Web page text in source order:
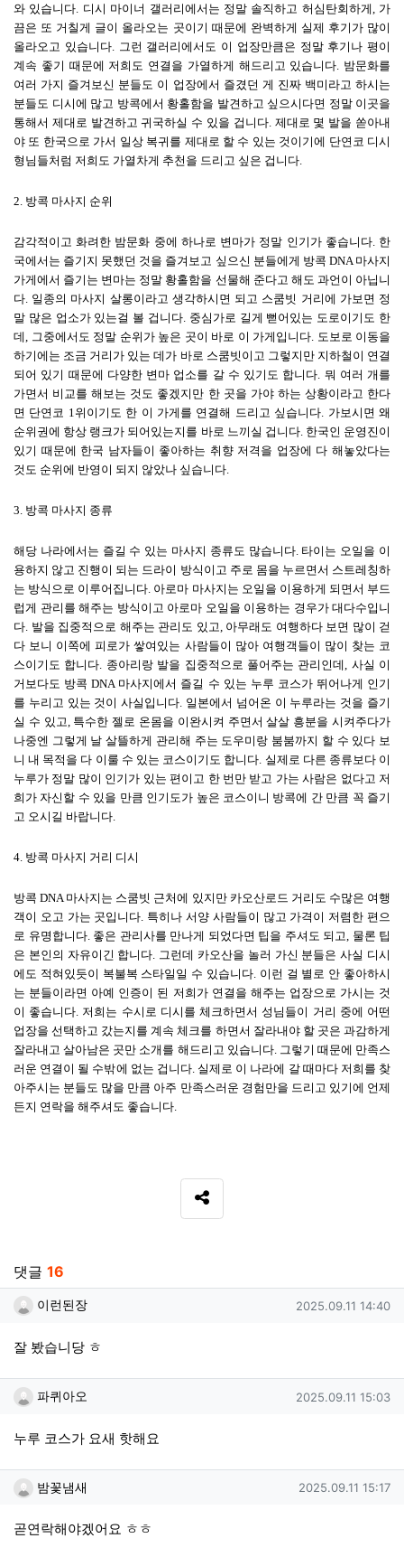
와 있습니다 디시 마이너 갤러리에서는 정말 솔직하고 허심탄회하게
가
끔은 또 거칠게 글이 올라오는 곳이기 때문에 완벽하게 실제 후기가 많이
올라오고 있습니다.
그런 갤러리에서도 이 업장만큼은 정말 후기나 평이
계속 좋기 때문에 저희도 연결을 가열하게 해드리고 있습니다 밤문화를
여러 가지 즐겨보신 분들도 이 업장에서 즐겼던 게 진짜 백미라고 하시는
분들도 디시에 많고 방콕에서 황홀함을 발견하고 싶으시다면 정말 이곳을
통해서 제대로 발견하고 귀국하실 수 있을 겁니다. 제대로 몇 발을 쏟아내
야 또 한국으로 가서 일상 복귀를 제대로 할 수 있는 것이기에 단연코 디시
형님들처럼 저희도 가열차게 추천을 드리고 싶은 겁니다
2. 방콕 마사지 순위
감각적이고 화려한 밤문화 중에 하나로 변마가 정말 인기가 좋습니다. 한
국에서는 즐기지 못했던 것을 즐겨보고 싶으신 분들에게 방콕 DNA 마사지
가게에서 즐기는 변마는 정말 황홀함을 선물해 준다고 해도 과언이 아닙니
다 일종의 마사지 살롱이라고 생각하시면 되고 스쿰빗 거리에 가보면 정
말 많은 업소가 있는걸 볼 겁니다 중심가로 길게 뻗어있는 도로이기도 한
데
그중에서도 정말 순위가 높은 곳이 바로 이 가게입니다 도보로 이동을
하기에는 조금 거리가 있는 데가 바로 스쿰빗이고 그렇지만 지하철이 연결
되어 있기 때문에 다양한 변마 업소를 갈 수 있기도 합니다 뭐 여러 개를
가면서 비교를 해보는 것도 좋겠지만 한 곳을 가야 하는 상황이라고 한다
면 단연코 1 위이기도 한 이 가게를 연결해 드리고 싶습니다 가보시면 왜
순위권에 항상 랭크가 되어있는지를 바로 느끼실 겁니다. 한국인 운영진이
있기 때문에 한국 남자들이 좋아하는 취향 저격을 업장에 다 해놓았다는
것도 순위에 반영이 되지 않았나 싶습니다
3. 방콕 마사지 종류
해당 나라에서는 즐길 수 있는 마사지 종류도 많습니다. 타이는 오일을 이
용하지 않고 진행이 되는 드라이 방식이고 주로 몸을 누르면서 스트레칭하
는 방식으로 이루어집니다 아로마 마사지는 오일을 이용하게 되면서 부드
럽게 관리를 해주는 방식이고 아로마 오일을 이용하는 경우가 대다수입니
다 발을 집중적으로 해주는 관리도 있고 아무래도 여행하다 보면 많이 걷
다 보니 이쪽에 피로가 쌓여있는 사람들이 많아 여행객들이 많이 찾는 코
스이기도 합니다 종아리랑 발을 집중적으로 풀어주는 관리인데
사실 이
거보다도 방콕 DNA 마사지에서 즐길 수 있는 누루 코스가 뛰어나게 인기
를 누리고 있는 것이 사실입니다 일본에서 넘어온 이 누루라는 것을 즐기
실 수 있고 특수한 젤로 온몸을 이완시켜 주면서 살살 흥분을 시켜주다가
나중엔 그렇게 날 살뜰하게 관리해 주는 도우미랑 붐붐까지 할 수 있다 보
니 내 목적을 다 이룰 수 있는 코스이기도 합니다 실제로 다른 종류보다 이
누루가 정말 많이 인기가 있는 편이고 한 번만 받고 가는 사람은 없다고 저
희가 자신할 수 있을 만큼 인기도가 높은 코스이니 방콕에 간 만큼 꼭 즐기
고 오시길 바랍니다
4. 방콕 마사지 거리 디시
방콕 DNA 마사지는 스쿰빗 근처에 있지만 카오산로드 거리도 수많은 여행
객이 오고 가는 곳입니다 특히나 서양 사람들이 많고 가격이 저렴한 편으
로 유명합니다. 좋은 관리사를 만나게 되었다면 팁을 주셔도 되고
물론 팁
은 본인의 자유이긴 합니다 그런데 카오산을 놀러 가신 분들은 사실 디시
에도 적혀있듯이 복불복 스타일일 수 있습니다 이런 걸 별로 안 좋아하시
는 분들이라면 아예 인증이 된 저희가 연결을 해주는 업장으로 가시는 것
이 좋습니다 저희는 수시로 디시를 체크하면서 성님들이 거리 중에 어떤
업장을 선택하고 갔는지를 계속 체크를 하면서 잘라내야 할 곳은 과감하게
잘라내고 살아남은 곳만 소개를 해드리고 있습니다. 그렇기 때문에 만족스
러운 연결이 될 수밖에 없는 겁니다. 실제로 이 나라에 갈 때마다 저희를 찾
아주시는 분들도 많을 만큼 아주 만족스러운 경험만을 드리고 있기에 언제
든지 연락을 해주셔도 좋습니다
SNS 공유
댓글 16
이런된장님의 댓글
이런된장 작성일
2025.09.11 14:40
잘 봤습니당 ㅎ
파퀴아오님의 댓글
파퀴아오 작성일
2025.09.11 15:03
누루 코스가 요새 핫해요
밤꽃냄새님의 댓글
밤꽃냄새 작성일
2025.09.11 15:17
곧연락해야겠어요 ㅎㅎ